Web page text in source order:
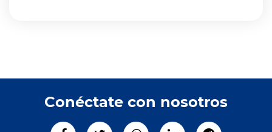
Conéctate con nosotros